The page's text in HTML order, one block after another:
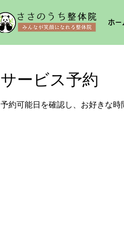
ホー
サービス予約
予約可能日を確認し、お好きな